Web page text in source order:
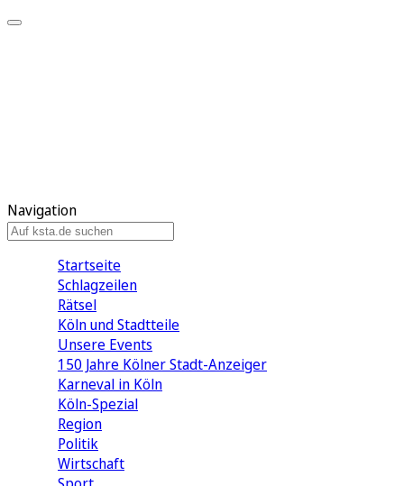
Navigation
Startseite
Schlagzeilen
Rätsel
Köln und Stadtteile
Unsere Events
150 Jahre Kölner Stadt-Anzeiger
Karneval in Köln
Köln-Spezial
Region
Politik
Wirtschaft